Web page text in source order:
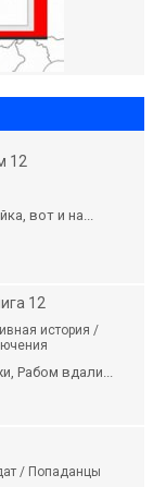
12
вот и на...
12
история /
Рабом вдали...
/ Попаданцы